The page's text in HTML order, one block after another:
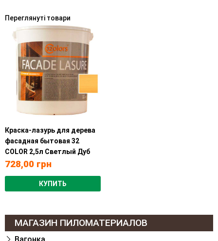
Переглянуті товари
Краска-лазурь для дерева
фасадная бытовая 32
COLOR 2,5л Светлый Дуб
728,00 грн
КУПИТЬ
МАГАЗИН ПИЛОМАТЕРИАЛОВ